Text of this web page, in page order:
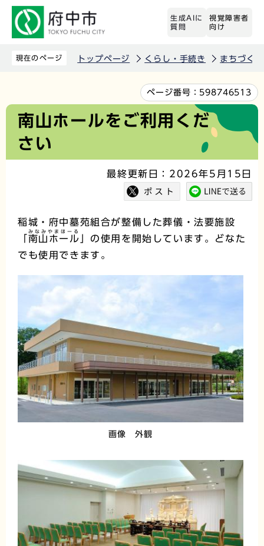
先
生成AIに
質問
視覚障害者
向け
現在のページ トップページ くらし・手続き まちづく
文
か
ページ番号： 598746513
南山ホールをご利用くだ
さい
最終更新日：2026年5月15日
稲城・府中墓苑組合が整備した葬儀・法要施設
「南山ホール
みなみやまほーる
」の使用を開始しています。どなた
でも使用できます。
画像 外観